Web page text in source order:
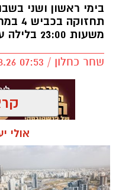
בימי ראשון ושני
משעות 23:00 בלילה עד לבוקר
שחר כחלון / 07:53 07.08.26
מחלף אשדוד
אולי